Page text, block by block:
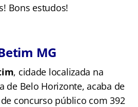
Bons estudos!
MG
, cidade localizada na
de Belo Horizonte, acaba de
concurso público com 392